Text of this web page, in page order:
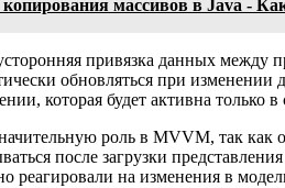
массивов в Java -
привязка данных между
обновляться при
которая будет активна только
роль в MVVM, так как
после загрузки
реагировали на изменения в